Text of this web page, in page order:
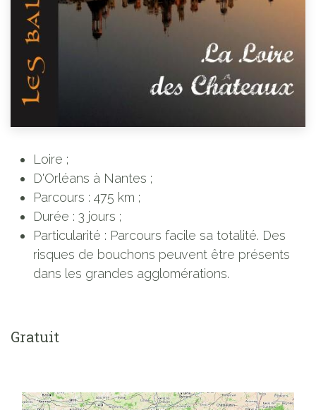
Loire ;
D'Orléans à Nantes ;
Parcours : 475 km ;
Durée : 3 jours ;
Particularité : Parcours facile sa totalité. Des
risques de bouchons peuvent être présents
dans les grandes agglomérations.
Gratuit